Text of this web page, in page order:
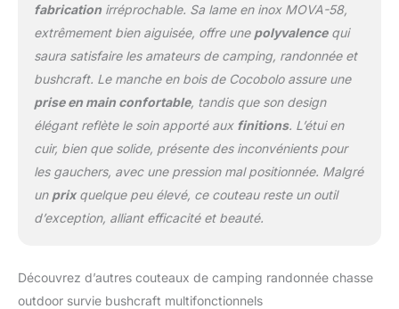
fabricationirréprochable. Sa lame en inox MOVA-58,
extrêmement bien aiguisée, offre une polyvalencequi
saura satisfaire les amateurs de camping, randonnée et
bushcraft. Le manche en bois de Cocobolo assure une
prise en main confortable, tandis que son design
élégant reflète le soin apporté aux finitions. L’étui en
cuir, bien que solide, présente des inconvénients pour
les gauchers, avec une pression mal positionnée. Malgré
un prixquelque peu élevé, ce couteau reste un outil
d’exception, alliant efficacité et beauté.
Découvrez d’autres couteaux de camping randonnée chasse
outdoor survie bushcraft multifonctionnels